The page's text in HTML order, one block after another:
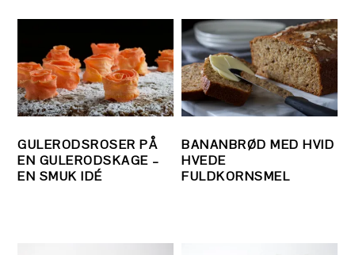
GULERODSROSER PÅ
EN GULERODSKAGE –
EN SMUK IDÉ
BANANBRØD MED HVID
HVEDE
FULDKORNSMEL